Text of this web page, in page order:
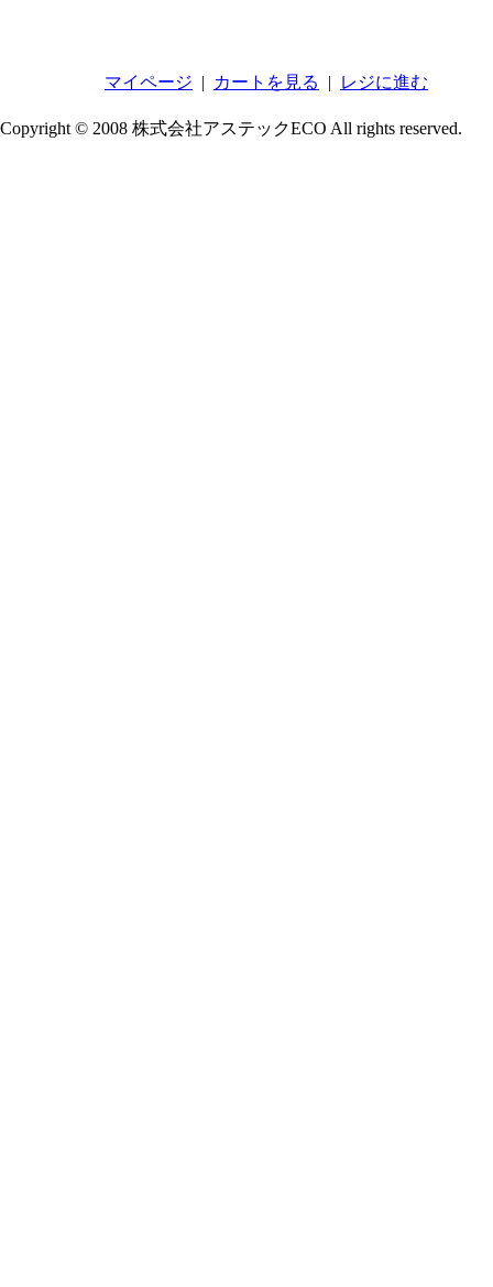
マイページ | カートを見る | レジに進む
Copyright © 2008 株式会社アステックECO All rights reserved.